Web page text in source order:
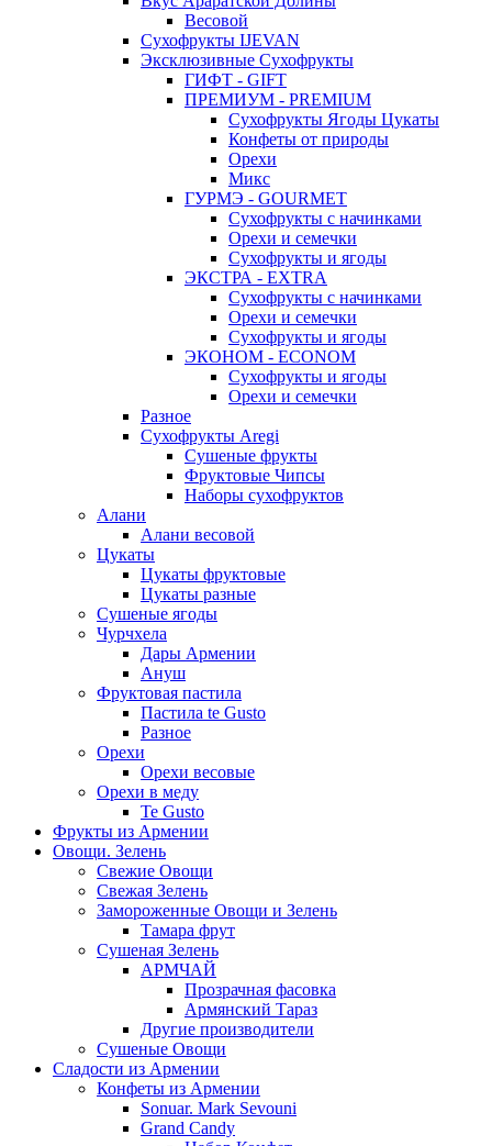
Весовой
Сухофрукты IJEVAN
Эксклюзивные Сухофрукты
ГИФТ - GIFT
ПРЕМИУМ - PREMIUM
Сухофрукты Ягоды Цукаты
Конфеты от природы
Орехи
Микс
ГУРМЭ - GOURMET
Сухофрукты с начинками
Орехи и семечки
Сухофрукты и ягоды
ЭКСТРА - EXTRA
Сухофрукты с начинками
Орехи и семечки
Сухофрукты и ягоды
ЭКОНОМ - ECONOM
Сухофрукты и ягоды
Орехи и семечки
Разное
Сухофрукты Aregi
Сушеные фрукты
Фруктовые Чипсы
Наборы сухофруктов
Алани
Алани весовой
Цукаты
Цукаты фруктовые
Цукаты разные
Сушеные ягоды
Чурчхела
Дары Армении
Ануш
Фруктовая пастила
Пастила te Gusto
Разное
Орехи
Орехи весовые
Орехи в меду
Te Gusto
Фрукты из Армении
Овощи. Зелень
Свежие Овощи
Свежая Зелень
Замороженные Овощи и Зелень
Тамара фрут
Сушеная Зелень
АРМЧАЙ
Прозрачная фасовка
Армянский Тараз
Другие производители
Сушеные Овощи
Сладости из Армении
Конфеты из Армении
Sonuar. Mark Sevouni
Grand Candy